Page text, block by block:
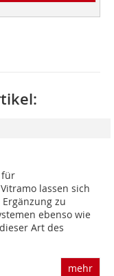
für
lassen sich
zu
ebenso wie
Art des
mehr